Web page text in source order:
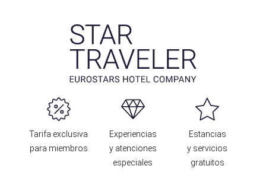
Tarifa exclusiva
para miembros
Experiencias
y atenciones
especiales
Estancias
y servicios
gratuitos